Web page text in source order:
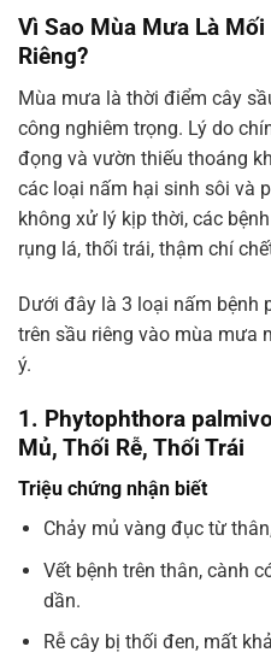
Vì Sao Mùa Mưa Là Mối
Riêng?
Mùa mưa là thời điểm cây
công nghiêm trọng. Lý do
đọng và vườn thiếu thoáng
các loại nấm hại sinh sôi và
không xử lý kịp thời, các
rụng lá, thối trái, thậm chí
Dưới đây là 3 loại nấm bệnh
trên sầu riêng vào mùa mưa
ý.
1. Phytophthora
Mủ, Thối Rễ, Thối Trái
Triệu chứng nhận biết
Chảy mủ vàng đục từ
Vết bệnh trên thân, cành
dần.
Rễ cây bị thối đen, mất